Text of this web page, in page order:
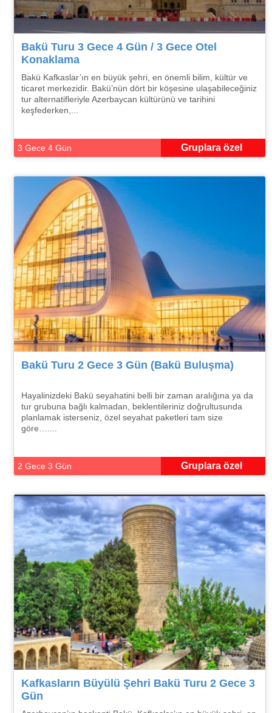
Bakü Turu 3 Gece 4 Gün / 3 Gece Otel
Konaklama
Bakü Kafkaslar’ın en büyük şehri, en önemli bilim, kültür ve
ticaret merkezidir. Bakü’nün dört bir köşesine ulaşabileceğiniz
tur alternatifleriyle Azerbaycan kültürünü ve tarihini
keşfederken,...
3 Gece 4 Gün Gruplara özel
Bakü Turu 2 Gece 3 Gün (Bakü Buluşma)
Hayalinizdeki Bakü seyahatini belli bir zaman aralığına ya da
tur grubuna bağlı kalmadan, beklentileriniz doğrultusunda
planlamak isterseniz, özel seyahat paketleri tam size
göre…....
2 Gece 3 Gün Gruplara özel
Kafkasların Büyülü Şehri Bakü Turu 2 Gece 3
Gün